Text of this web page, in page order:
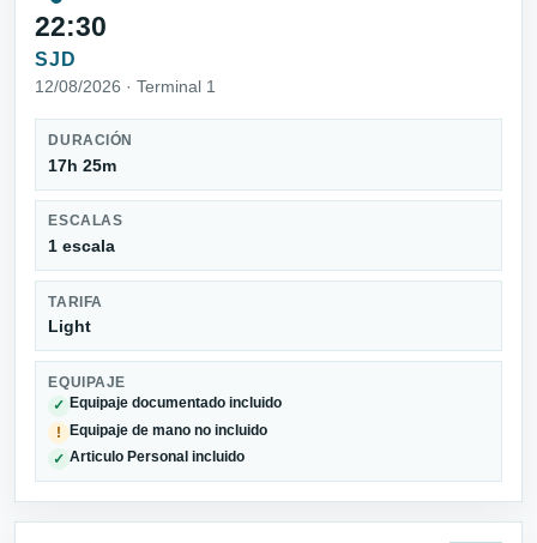
22:30
SJD
12/08/2026 · Terminal 1
DURACIÓN
17h 25m
ESCALAS
1 escala
TARIFA
Light
EQUIPAJE
✓ Equipaje documentado incluido
! Equipaje de mano no incluido
✓ Articulo Personal incluido